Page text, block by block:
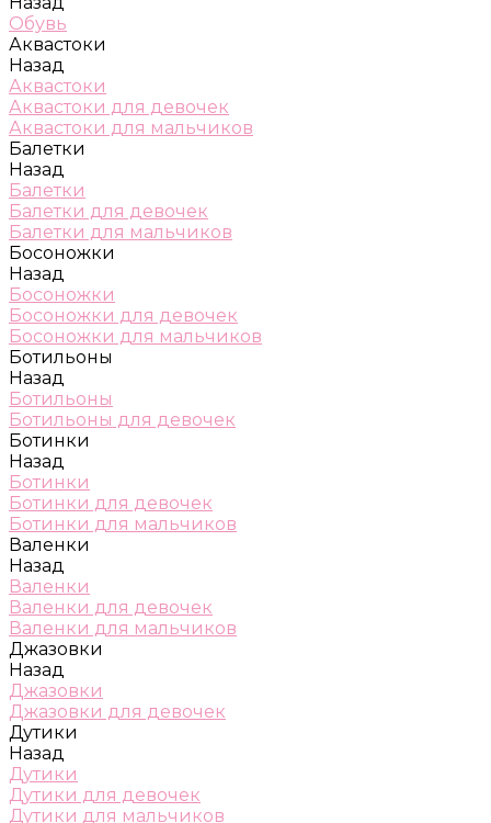
Обувь
Аквастоки
Назад
Аквастоки
Аквастоки для девочек
Аквастоки для мальчиков
Балетки
Назад
Балетки
Балетки для девочек
Балетки для мальчиков
Босоножки
Назад
Босоножки
Босоножки для девочек
Босоножки для мальчиков
Ботильоны
Назад
Ботильоны
Ботильоны для девочек
Ботинки
Назад
Ботинки
Ботинки для девочек
Ботинки для мальчиков
Валенки
Назад
Валенки
Валенки для девочек
Валенки для мальчиков
Джазовки
Назад
Джазовки
Джазовки для девочек
Дутики
Назад
Дутики
Дутики для девочек
Дутики для мальчиков